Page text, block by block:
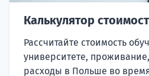
Калькулятор
Рассчитайте стоимость
университете,
расходы в Польше во